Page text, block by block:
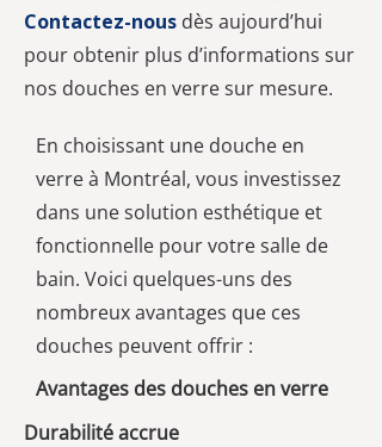
Contactez-nous dès aujourd’hui
pour obtenir plus d’informations sur
nos douches en verre sur mesure.
En choisissant une douche en
verre à Montréal, vous investissez
dans une solution esthétique et
fonctionnelle pour votre salle de
bain. Voici quelques-uns des
nombreux avantages que ces
douches peuvent offrir :
Avantages des douches en verre
Durabilité accrue